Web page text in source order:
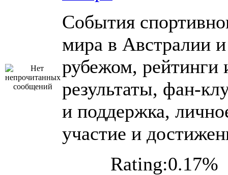
События
мира в Австралии и
рубежом, рейтинги
результаты, фан-
и поддержка,
участие и
Rating:0.17%